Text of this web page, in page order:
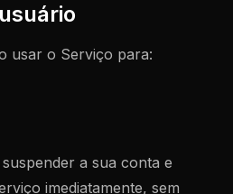
usar o Serviço para:
a sua conta e
imediatamente, sem